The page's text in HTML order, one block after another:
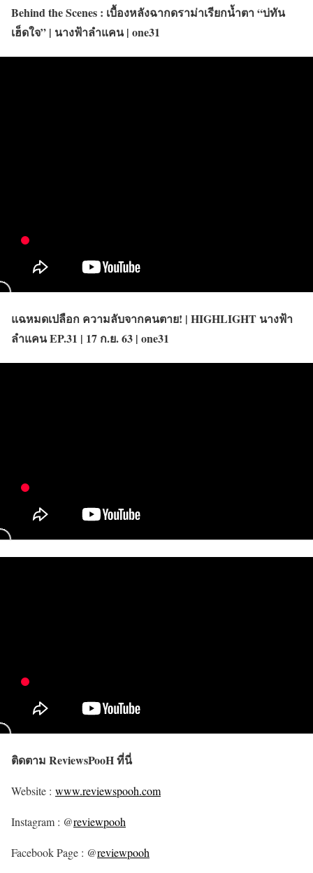
Behind the Scenes : เบื้องหลังฉากดราม่าเรียกน้ำตา “บ่ทัน
เฮ็ดใจ” | นางฟ้าลำแคน | one31
แฉหมดเปลือก ความลับจากคนตาย! | HIGHLIGHT นางฟ้า
ลำแคน EP.31 | 17 ก.ย. 63 | one31
ติดตาม ReviewsPooH ที่นี่
Website : www.reviewspooh.com
Instagram : @reviewpooh
Facebook Page : @reviewpooh